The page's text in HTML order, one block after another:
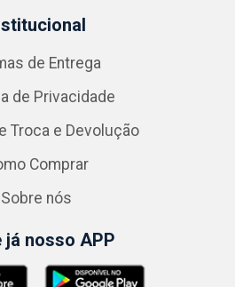
de Entrega
de Privacidade
Troca e Devolução
Comprar
Sobre nós
já nosso APP